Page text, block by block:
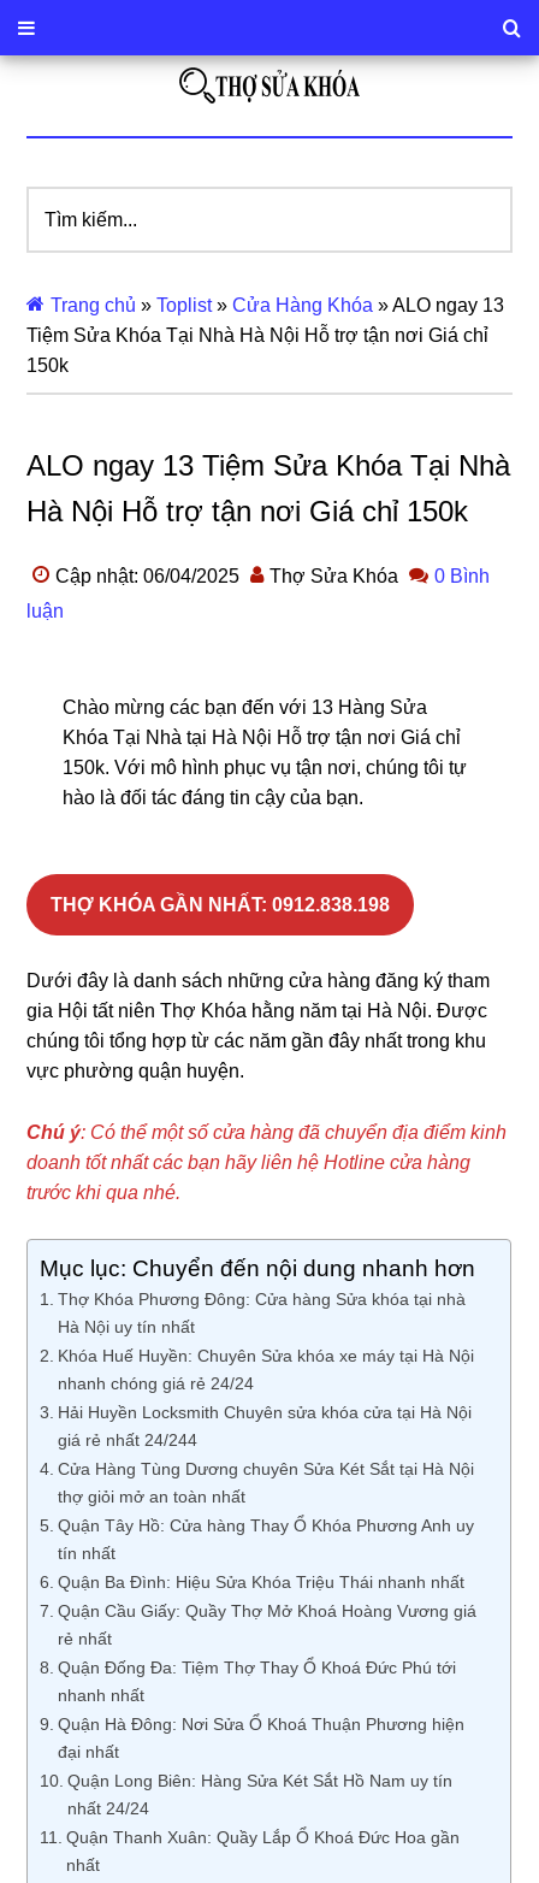
kiếm...
Trang chủ »Toplist»Cửa Hàng Khóa »ALO ngay 13
Tiệm Sửa Khóa Tại Nhà Hà Nội Hỗ trợ tận nơi Giá chỉ
150k
ALO ngay 13 Tiệm Sửa Khóa Tại Nhà
Hà Nội Hỗ trợ tận nơi Giá chỉ 150k
Cập nhật: 06/04/2025 Thợ Sửa Khóa
0 Bình
luận
Chào mừng các bạn đến với 13 Hàng Sửa
Khóa Tại Nhà tại Hà Nội Hỗ trợ tận nơi Giá chỉ
150k. Với mô hình phục vụ tận nơi, chúng tôi tự
hào là đối tác đáng tin cậy của bạn.
THỢ KHÓA GẦN NHẤT: 0912.838.198
Dưới đây là danh sách những cửa hàng đăng ký tham
gia Hội tất niên Thợ Khóa hằng năm tại Hà Nội. Được
chúng tôi tổng hợp từ các năm gần đây nhất trong khu
vực phường quận huyện.
Chú ý: Có thể một số cửa hàng đã chuyển địa điểm kinh
doanh tốt nhất các bạn hãy liên hệ Hotline cửa hàng
trước khi qua nhé.
Mục lục: Chuyển đến nội dung nhanh hơn
Thợ Khóa Phương Đông: Cửa hàng Sửa khóa tại nhà
Hà Nội uy tín nhất
Khóa Huế Huyền: Chuyên Sửa khóa xe máy tại Hà Nội
nhanh chóng giá rẻ 24/24
Hải Huyền Locksmith Chuyên sửa khóa cửa tại Hà Nội
giá rẻ nhất 24/244
Cửa Hàng Tùng Dương chuyên Sửa Két Sắt tại Hà Nội
thợ giỏi mở an toàn nhất
Quận Tây Hồ: Cửa hàng Thay Ổ Khóa Phương Anh uy
tín nhất
Quận Ba Đình: Hiệu Sửa Khóa Triệu Thái nhanh nhất
Quận Cầu Giấy: Quầy Thợ Mở Khoá Hoàng Vương giá
rẻ nhất
Quận Đống Đa: Tiệm Thợ Thay Ổ Khoá Ðức Phú tới
nhanh nhất
Quận Hà Đông: Nơi Sửa Ổ Khoá Thuận Phương hiện
đại nhất
Quận Long Biên: Hàng Sửa Két Sắt Hồ Nam uy tín
nhất 24/24
Quận Thanh Xuân: Quầy Lắp Ổ Khoá Ðức Hoa gần
nhất